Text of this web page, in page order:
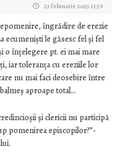
23 februarie 2025 13:59
îngrădire de erezie
ecumeniști le găsesc fel și fel
o înțelegere pt. ei mai mare
iar toleranța cu ereziile lor
nu mai faci deosebire între
aproape total…
și clericii nu participă
pomenirea episcopilor?”-